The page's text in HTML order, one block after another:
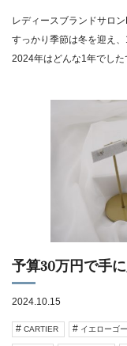
レディースブランドサロ
すっかり季節は冬を迎え
2024年はどんな1年でし
予算30万円で手
2024.10.15
CARTIER イエローゴ